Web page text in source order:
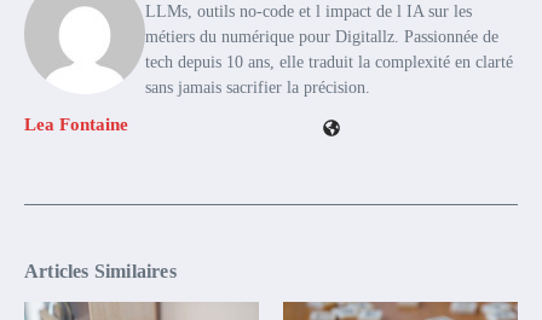
Lea Fontaine
LLMs, outils no-code et l impact de l IA sur les
métiers du numérique pour Digitallz. Passionnée de
tech depuis 10 ans, elle traduit la complexité en clarté
sans jamais sacrifier la précision.
Articles Similaires